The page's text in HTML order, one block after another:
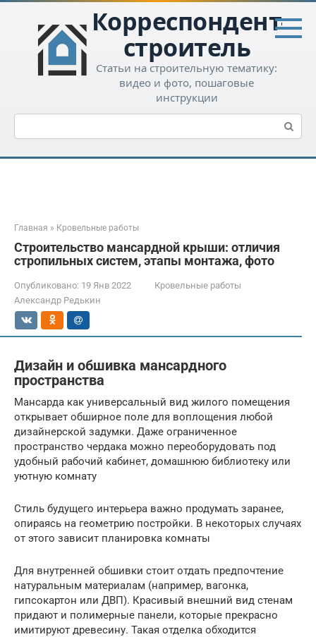
Перейти
контенту
Корреспондент-
строитель
Статьи на строительную тематику:
видео и фото, пошаговые
инструкции
Поиск:
Главная » Кровельные работы
Строительство мансардной крыши: отличия
стропильных систем, этапы монтажа, фото
Опубликовано: 19 Янв 2022
Кровельные работы
Александр Редькин
Дизайн и обшивка мансардного
пространства
Мансарда как универсальный вид жилого помещения
открывает обширное поле для воплощения любой
дизайнерской задумки. Даже ограниченное
пространство чердака можно переоборудовать под
удобный рабочий кабинет, домашнюю библиотеку или
уютную комнату
Стиль будущего интерьера важно продумать заранее,
опираясь на геометрию постройки. В некоторых случаях
от этого зависит планировка комнаты
Для внутренней обшивки стоит отдать предпочтение
натуральным материалам (например, вагонка,
гипсокартон или ДВП). Красивый внешний вид стенам
придают и полимерные панели, которые прекрасно
имитируют древесину. Такая отделка обходится